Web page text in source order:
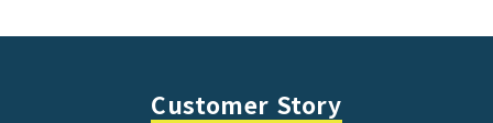
Customer Story